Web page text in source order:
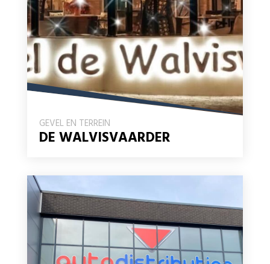
GEVEL EN TERREIN
DE WALVISVAARDER